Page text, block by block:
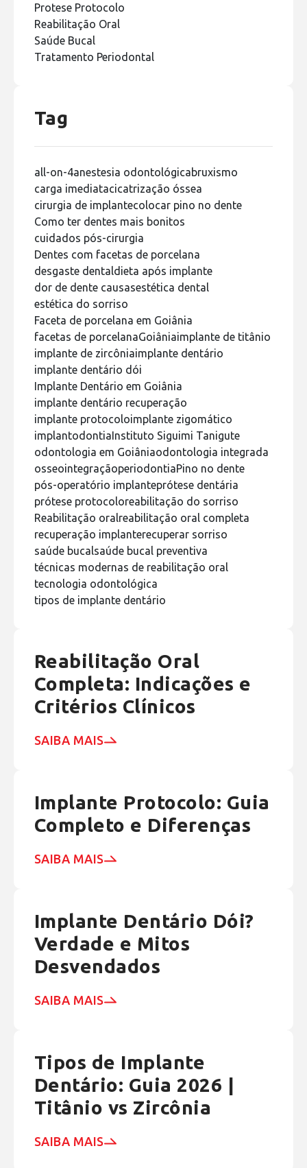
Protese Protocolo
Reabilitação Oral
Saúde Bucal
Tratamento Periodontal
Tag
all-on-4anestesia odontológicabruxismo
carga imediatacicatrização óssea
cirurgia de implantecolocar pino no dente
Como ter dentes mais bonitos
cuidados pós-cirurgia
Dentes com facetas de porcelana
desgaste dentaldieta após implante
dor de dente causasestética dental
estética do sorriso
Faceta de porcelana em Goiânia
facetas de porcelanaGoiâniaimplante de titânio
implante de zircôniaimplante dentário
implante dentário dói
Implante Dentário em Goiânia
implante dentário recuperação
implante protocoloimplante zigomático
implantodontiaInstituto Siguimi Tanigute
odontologia em Goiâniaodontologia integrada
osseointegraçãoperiodontiaPino no dente
pós-operatório implanteprótese dentária
prótese protocoloreabilitação do sorriso
Reabilitação oralreabilitação oral completa
recuperação implanterecuperar sorriso
saúde bucalsaúde bucal preventiva
técnicas modernas de reabilitação oral
tecnologia odontológica
tipos de implante dentário
Reabilitação Oral
Completa: Indicações e
Critérios Clínicos
SAIBA MAIS
Implante Protocolo: Guia
Completo e Diferenças
SAIBA MAIS
Implante Dentário Dói?
Verdade e Mitos
Desvendados
SAIBA MAIS
Tipos de Implante
Dentário: Guia 2026 |
Titânio vs Zircônia
SAIBA MAIS